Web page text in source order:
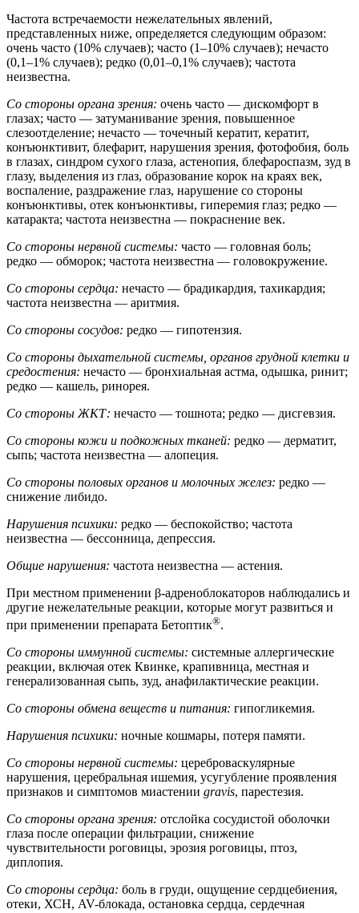
Частота встречаемости нежелательных явлений,
представленных ниже, определяется следующим образом:
очень часто (10% случаев); часто (1–10% случаев); нечасто
(0,1–1% случаев); редко (0,01–0,1% случаев); частота
неизвестна.
Со стороны органа зрения: очень часто — дискомфорт в
глазах; часто — затуманивание зрения, повышенное
слезоотделение; нечасто — точечный кератит, кератит,
конъюнктивит, блефарит, нарушения зрения, фотофобия, боль
в глазах, синдром сухого глаза, астенопия, блефароспазм, зуд в
глазу, выделения из глаз, образование корок на краях век,
воспаление, раздражение глаз, нарушение со стороны
конъюнктивы, отек конъюнктивы, гиперемия глаз; редко —
катаракта; частота неизвестна — покраснение век.
Со стороны нервной системы: часто — головная боль;
редко — обморок; частота неизвестна — головокружение.
Со стороны сердца: нечасто — брадикардия, тахикардия;
частота неизвестна — аритмия.
Со стороны сосудов: редко — гипотензия.
Со стороны дыхательной системы, органов грудной клетки и
средостения: нечасто — бронхиальная астма, одышка, ринит;
редко — кашель, ринорея.
Со стороны ЖКТ: нечасто — тошнота; редко — дисгевзия.
Со стороны кожи и подкожных тканей: редко — дерматит,
сыпь; частота неизвестна — алопеция.
Со стороны половых органов и молочных желез: редко —
снижение либидо.
Нарушения психики: редко — беспокойство; частота
неизвестна — бессонница, депрессия.
Общие нарушения: частота неизвестна — астения.
При местном применении β-адреноблокаторов наблюдались и
другие нежелательные реакции, которые могут развиться и
при применении препарата Бетоптик®.
Со стороны иммунной системы: системные аллергические
реакции, включая отек Квинке, крапивница, местная и
генерализованная сыпь, зуд, анафилактические реакции.
Со стороны обмена веществ и питания: гипогликемия.
Нарушения психики: ночные кошмары, потеря памяти.
Со стороны нервной системы: цереброваскулярные
нарушения, церебральная ишемия, усугубление проявления
признаков и симптомов миастении gravis, парестезия.
Со стороны органа зрения: отслойка сосудистой оболочки
глаза после операции фильтрации, снижение
чувствительности роговицы, эрозия роговицы, птоз,
диплопия.
Со стороны сердца: боль в груди, ощущение сердцебиения,
отеки, ХСН, AV-блокада, остановка сердца, сердечная